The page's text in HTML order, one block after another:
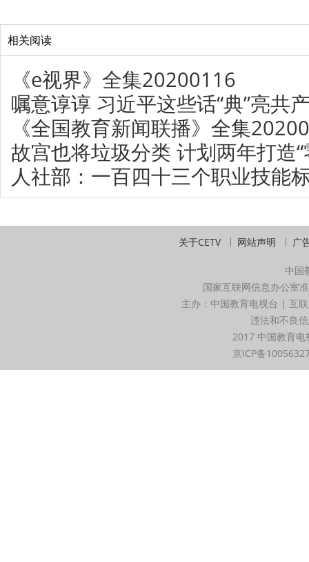
相关阅读
《e视界》全集20200116
嘱意谆谆 习近平这些话“典”亮共
《全国教育新闻联播》全集
故宫也将垃圾分类 计划两年打造
人社部：一百四十三个职业技能
关于CETV 网站声明 广
中国
国家互联网信息办公室
主办：中国教育电视台 | 互
违法和不良
2017 中国教育
京ICP备